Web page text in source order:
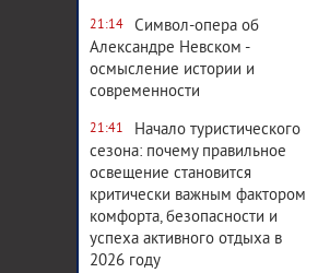
21:14
Символ-опера об
Александре Невском -
осмысление истории и
современности
21:41
Начало туристического
сезона: почему правильное
освещение становится
критически важным фактором
комфорта, безопасности и
успеха активного отдыха в
2026 году